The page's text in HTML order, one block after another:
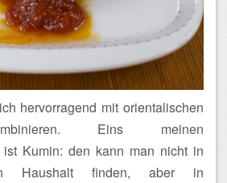
hervorragend mit orientalischen
Eins meinen
ist Kumin: den kann man nicht in
Haushalt finden, aber in